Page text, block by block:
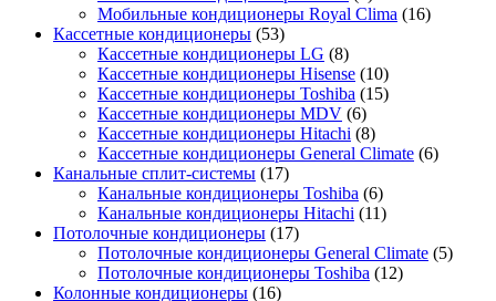
Мобильные кондиционеры Royal Clima (16)
Кассетные кондиционеры (53)
Кассетные кондиционеры LG (8)
Кассетные кондиционеры Hisense (10)
Кассетные кондиционеры Toshiba (15)
Кассетные кондиционеры MDV (6)
Кассетные кондиционеры Hitachi (8)
Кассетные кондиционеры General Climate (6)
Канальные сплит-системы (17)
Канальные кондиционеры Toshiba (6)
Канальные кондиционеры Hitachi (11)
Потолочные кондиционеры (17)
Потолочные кондиционеры General Climate (5)
Потолочные кондиционеры Toshiba (12)
Колонные кондиционеры (16)